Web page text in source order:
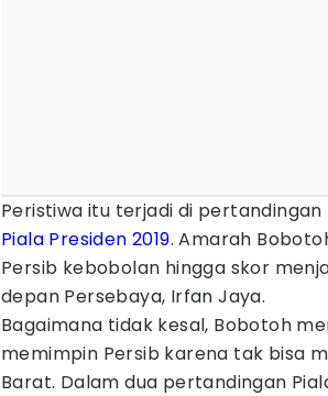
Peristiwa itu terjadi di
Piala Presiden 2019. Amarah
Persib kebobolan hingga skor
depan Persebaya, Irfan Jaya.
Bagaimana tidak kesal, Bobotoh
memimpin Persib karena tak bisa
Barat. Dalam dua pertandingan